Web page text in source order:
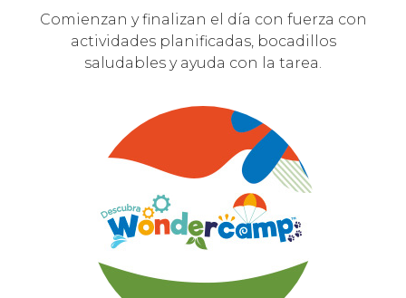
Comienzan y finalizan el día con fuerza con
actividades planificadas, bocadillos
saludables y ayuda con la tarea.